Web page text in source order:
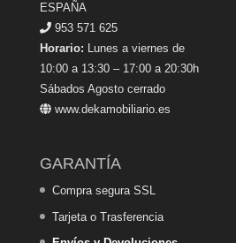
ESPAÑA
953 571 625
Horario: Lunes a viernes de
10:00 a 13:30 – 17:00 a 20:30h
Sábados Agosto cerrado
www.dekamobiliario.es
GARANTÍA
Compra segura SSL
Tarjeta o Trasferencia